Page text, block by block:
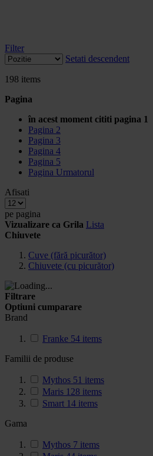
Filter
Setati descendent
198 items
Pagina
în acest moment cititi pagina 1
Pagina 2
Pagina 3
Pagina 4
Pagina 5
Pagina Urmatorul
Afisati
pe pagina
Vizualizare ca Grila Lista
Chiuvete
Cuve (fără picurător)
Chiuvete (cu picurător)
Filtrare
Optiuni cumparare
Brand
Franke 54 items
Familii de produse
Mythos 51 items
Maris 128 items
Smart 14 items
Gama
Mythos 7 items